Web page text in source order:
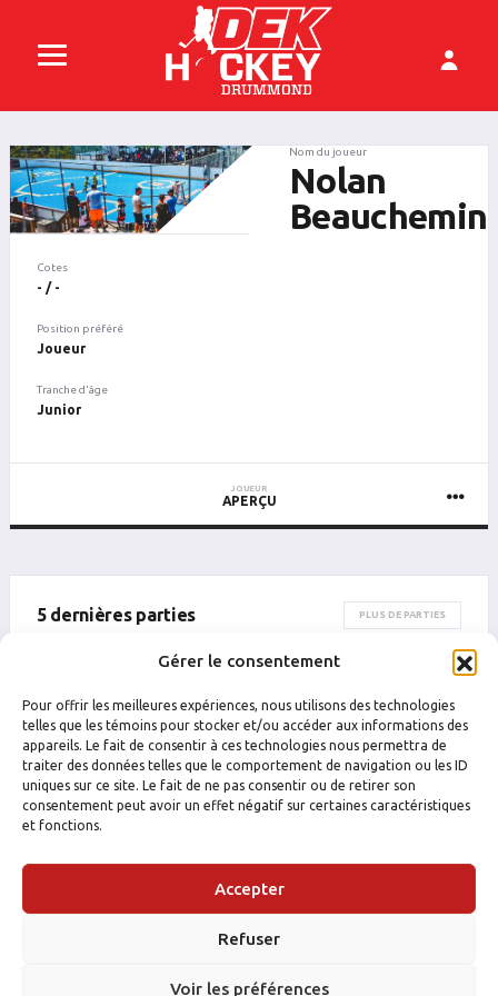
Gérer le consentement
Pour offrir les meilleures expériences, nous utilisons des technologies
telles que les témoins pour stocker et/ou accéder aux informations des
appareils. Le fait de consentir à ces technologies nous permettra de
traiter des données telles que le comportement de navigation ou les ID
uniques sur ce site. Le fait de ne pas consentir ou de retirer son
consentement peut avoir un effet négatif sur certaines caractéristiques
et fonctions.
Accepter
Refuser
Voir les préférences
Nom du joueur
Nolan
Beauchemin
Cotes
- / -
Position préféré
Joueur
Tranche d'âge
Junior
JOUEUR
APERÇU
5 dernières parties PLUS DE PARTIES
ÉQUIPE ADVERSAIRE RÉSULTAT PUN
INSTAGRAM